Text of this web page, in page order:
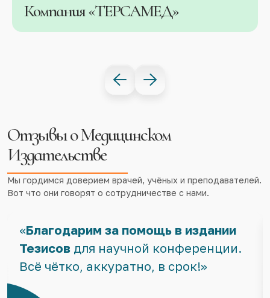
Компания «ТЕРСАМЕД»
Отзывы о Медицинском
Издательстве
Мы гордимся доверием врачей, учёных и преподавателей.
Вот что они говорят о сотрудничестве с нами.
«Благодарим за помощь в издании
Тезисов для научной конференции.
Всё чётко, аккуратно, в срок!»